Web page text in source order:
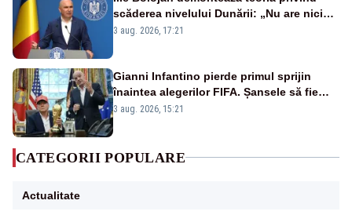
scăderea nivelului Dunării: „Nu are nicio
legătură cu realitatea”
3 aug. 2026, 17:21
Gianni Infantino pierde primul sprijin
înaintea alegerilor FIFA. Șansele să fie
reales scad considerabil
3 aug. 2026, 15:21
CATEGORII POPULARE
Actualitate